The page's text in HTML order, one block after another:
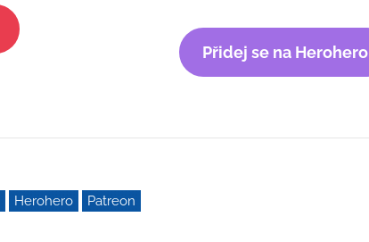
Přidej se na Herohero
Herohero Patreon